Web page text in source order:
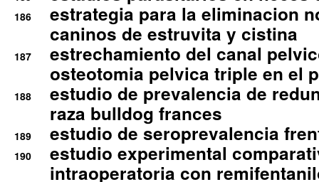
186
estrategia para la eliminacion
caninos de estruvita y cistina
187
estrechamiento del canal
osteotomia pelvica triple en el
188
estudio de prevalencia de
raza bulldog frances
189 estudio de seroprevalencia
190
estudio experimental
intraoperatoria con